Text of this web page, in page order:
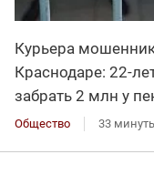
Курьера
Краснодаре: 22-
забрать 2 млн у
Общество 33